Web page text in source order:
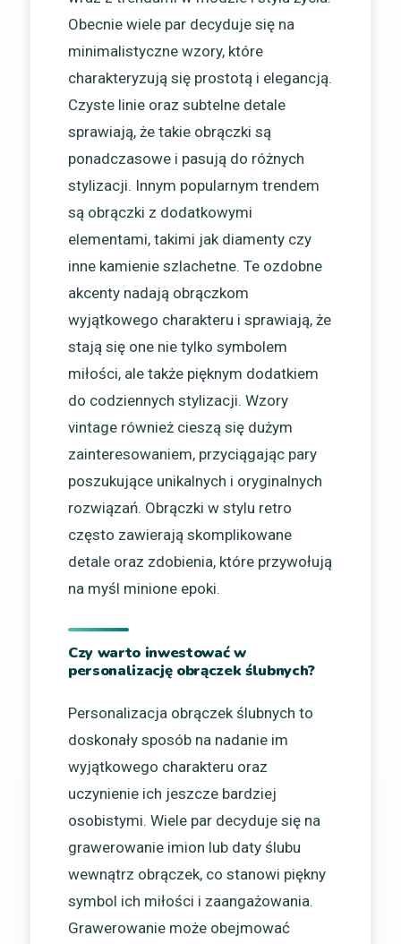
Obecnie wiele par decyduje się na
minimalistyczne wzory, które
charakteryzują się prostotą i elegancją.
Czyste linie oraz subtelne detale
sprawiają, że takie obrączki są
ponadczasowe i pasują do różnych
stylizacji. Innym popularnym trendem
są obrączki z dodatkowymi
elementami, takimi jak diamenty czy
inne kamienie szlachetne. Te ozdobne
akcenty nadają obrączkom
wyjątkowego charakteru i sprawiają, że
stają się one nie tylko symbolem
miłości, ale także pięknym dodatkiem
do codziennych stylizacji. Wzory
vintage również cieszą się dużym
zainteresowaniem, przyciągając pary
poszukujące unikalnych i oryginalnych
rozwiązań. Obrączki w stylu retro
często zawierają skomplikowane
detale oraz zdobienia, które przywołują
na myśl minione epoki.
Czy warto inwestować w
personalizację obrączek ślubnych?
Personalizacja obrączek ślubnych to
doskonały sposób na nadanie im
wyjątkowego charakteru oraz
uczynienie ich jeszcze bardziej
osobistymi. Wiele par decyduje się na
grawerowanie imion lub daty ślubu
wewnątrz obrączek, co stanowi piękny
symbol ich miłości i zaangażowania.
Grawerowanie może obejmować